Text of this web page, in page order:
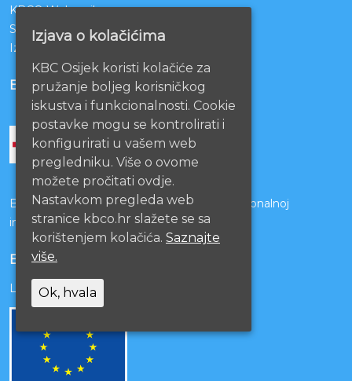
KBCO Webmail
Sestrinstvo KBC Osijek
Izjava o pristupačnosti mrežnih stranica
BOLNICE PARTNERI
Bolnice s kojima je potpisan ugovor o funkcionalnoj
integraciji
EU PROJEKTI
Lista projekata
Izjava o kolačićima
KBC Osijek koristi kolačiće za
pružanje boljeg korisničkog
iskustva i funkcionalnosti. Cookie
postavke mogu se kontrolirati i
konfigurirati u vašem web
pregledniku. Više o ovome
možete pročitati ovdje.
Nastavkom pregleda web
stranice kbco.hr slažete se sa
korištenjem kolačića. Saznajte
više.
Ok, hvala